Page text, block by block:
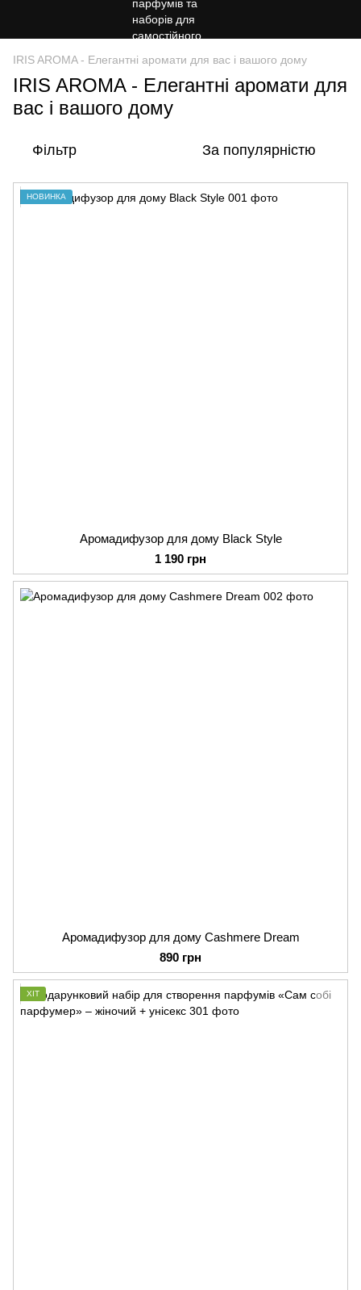
IRIS AROMA - Елегантні аромати для вас і вашого дому
IRIS AROMA - Елегантні аромати для
вас і вашого дому
Фільтр За популярністю
НОВИНКА
Аромадифузор для дому Black Style
1 190 грн
Аромадифузор для дому Cashmere Dream
890 грн
ХІТ